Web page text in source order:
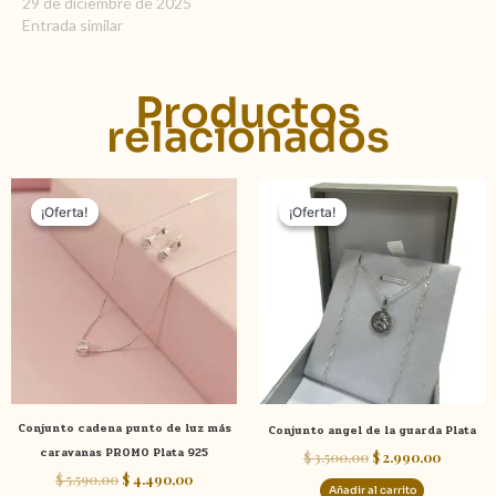
Entrada similar
Productos
relacionados
¡Oferta!
¡Oferta!
Conjunto cadena punto de luz más
caravanas PROMO Plata 925
$5.590,00
original
era:
$ 5.590,00.
$4.490,00
precio
$ 4.490,00.
¡Oferta!
¡Oferta!
Conjunto angel de la guarda Plata
$3.500,00
El
era:
$ 3.500,00.
$2.990,00
El
precio
actual
es:
$
Añadir al carrito